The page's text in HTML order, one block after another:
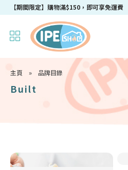
【期間限定】購物滿$150，即可享免運費
主頁 » 品牌目錄
Built